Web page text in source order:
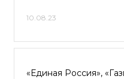
10.08.23
«Единая Россия»,